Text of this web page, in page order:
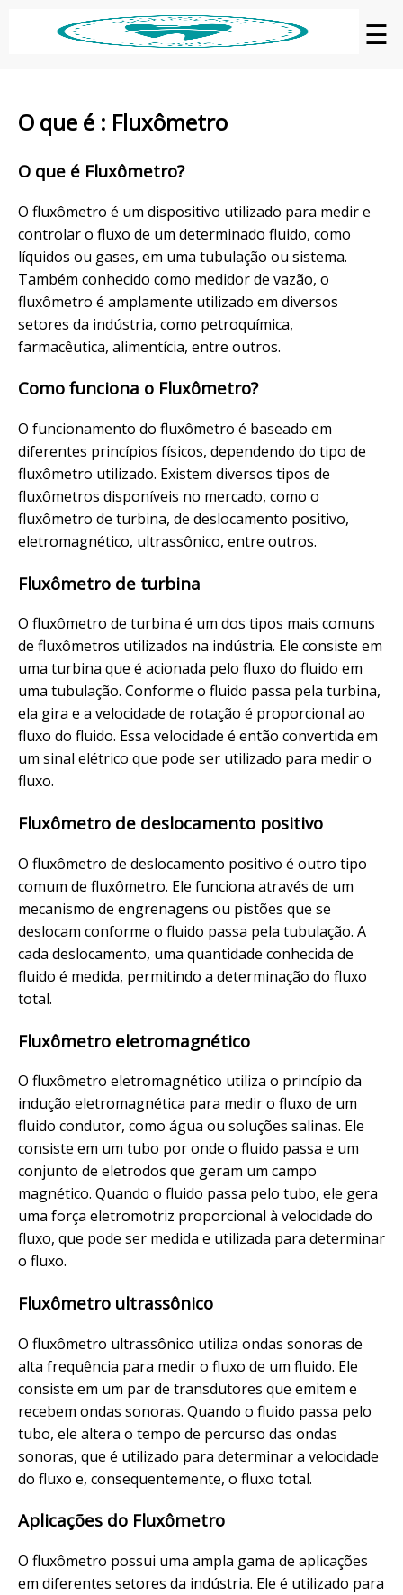
☰
O que é : Fluxômetro
O que é Fluxômetro?
O fluxômetro é um dispositivo utilizado para medir e
controlar o fluxo de um determinado fluido, como
líquidos ou gases, em uma tubulação ou sistema.
Também conhecido como medidor de vazão, o
fluxômetro é amplamente utilizado em diversos
setores da indústria, como petroquímica,
farmacêutica, alimentícia, entre outros.
Como funciona o Fluxômetro?
O funcionamento do fluxômetro é baseado em
diferentes princípios físicos, dependendo do tipo de
fluxômetro utilizado. Existem diversos tipos de
fluxômetros disponíveis no mercado, como o
fluxômetro de turbina, de deslocamento positivo,
eletromagnético, ultrassônico, entre outros.
Fluxômetro de turbina
O fluxômetro de turbina é um dos tipos mais comuns
de fluxômetros utilizados na indústria. Ele consiste em
uma turbina que é acionada pelo fluxo do fluido em
uma tubulação. Conforme o fluido passa pela turbina,
ela gira e a velocidade de rotação é proporcional ao
fluxo do fluido. Essa velocidade é então convertida em
um sinal elétrico que pode ser utilizado para medir o
fluxo.
Fluxômetro de deslocamento positivo
O fluxômetro de deslocamento positivo é outro tipo
comum de fluxômetro. Ele funciona através de um
mecanismo de engrenagens ou pistões que se
deslocam conforme o fluido passa pela tubulação. A
cada deslocamento, uma quantidade conhecida de
fluido é medida, permitindo a determinação do fluxo
total.
Fluxômetro eletromagnético
O fluxômetro eletromagnético utiliza o princípio da
indução eletromagnética para medir o fluxo de um
fluido condutor, como água ou soluções salinas. Ele
consiste em um tubo por onde o fluido passa e um
conjunto de eletrodos que geram um campo
magnético. Quando o fluido passa pelo tubo, ele gera
uma força eletromotriz proporcional à velocidade do
fluxo, que pode ser medida e utilizada para determinar
o fluxo.
Fluxômetro ultrassônico
O fluxômetro ultrassônico utiliza ondas sonoras de
alta frequência para medir o fluxo de um fluido. Ele
consiste em um par de transdutores que emitem e
recebem ondas sonoras. Quando o fluido passa pelo
tubo, ele altera o tempo de percurso das ondas
sonoras, que é utilizado para determinar a velocidade
do fluxo e, consequentemente, o fluxo total.
Aplicações do Fluxômetro
O fluxômetro possui uma ampla gama de aplicações
em diferentes setores da indústria. Ele é utilizado para